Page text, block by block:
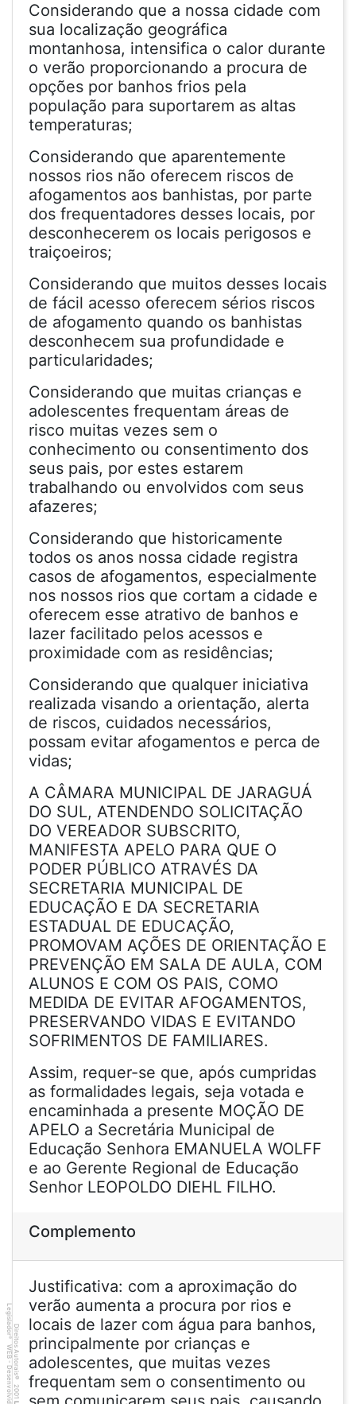
Considerando que a nossa cidade com
sua localização geográfica
montanhosa, intensifica o calor durante
o verão proporcionando a procura de
opções por banhos frios pela
população para suportarem as altas
temperaturas;
Considerando que aparentemente
nossos rios não oferecem riscos de
afogamentos aos banhistas, por parte
dos frequentadores desses locais, por
desconhecerem os locais perigosos e
traiçoeiros;
Considerando que muitos desses locais
de fácil acesso oferecem sérios riscos
de afogamento quando os banhistas
desconhecem sua profundidade e
particularidades;
Considerando que muitas crianças e
adolescentes frequentam áreas de
risco muitas vezes sem o
conhecimento ou consentimento dos
seus pais, por estes estarem
trabalhando ou envolvidos com seus
afazeres;
Considerando que historicamente
todos os anos nossa cidade registra
casos de afogamentos, especialmente
nos nossos rios que cortam a cidade e
oferecem esse atrativo de banhos e
lazer facilitado pelos acessos e
proximidade com as residências;
Considerando que qualquer iniciativa
realizada visando a orientação, alerta
de riscos, cuidados necessários,
possam evitar afogamentos e perca de
vidas;
A CÂMARA MUNICIPAL DE JARAGUÁ
DO SUL, ATENDENDO SOLICITAÇÃO
DO VEREADOR SUBSCRITO,
MANIFESTA APELO PARA QUE O
PODER PÚBLICO ATRAVÉS DA
SECRETARIA MUNICIPAL DE
EDUCAÇÃO E DA SECRETARIA
ESTADUAL DE EDUCAÇÃO,
PROMOVAM AÇÕES DE ORIENTAÇÃO E
PREVENÇÃO EM SALA DE AULA, COM
ALUNOS E COM OS PAIS, COMO
MEDIDA DE EVITAR AFOGAMENTOS,
PRESERVANDO VIDAS E EVITANDO
SOFRIMENTOS DE FAMILIARES.
Assim, requer-se que, após cumpridas
as formalidades legais, seja votada e
encaminhada a presente MOÇÃO DE
APELO a Secretária Municipal de
Educação Senhora EMANUELA WOLFF
e ao Gerente Regional de Educação
Senhor LEOPOLDO DIEHL FILHO.
Complemento
Justificativa: com a aproximação do
verão aumenta a procura por rios e
locais de lazer com água para banhos,
principalmente por crianças e
adolescentes, que muitas vezes
frequentam sem o consentimento ou
Direitos Autorais
©
2001
Legislador
®
WEB - Desenvolvido por